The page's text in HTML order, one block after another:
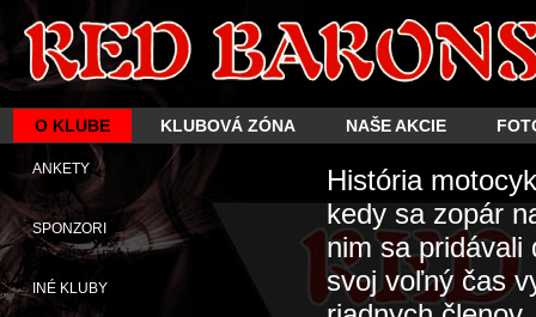
O KLUBE KLUBOVÁ ZÓNA NAŠE AKCIE
História
kedy sa zopár
nim sa
svoj voľný čas
ANKETY
SPONZORI
INÉ KLUBY